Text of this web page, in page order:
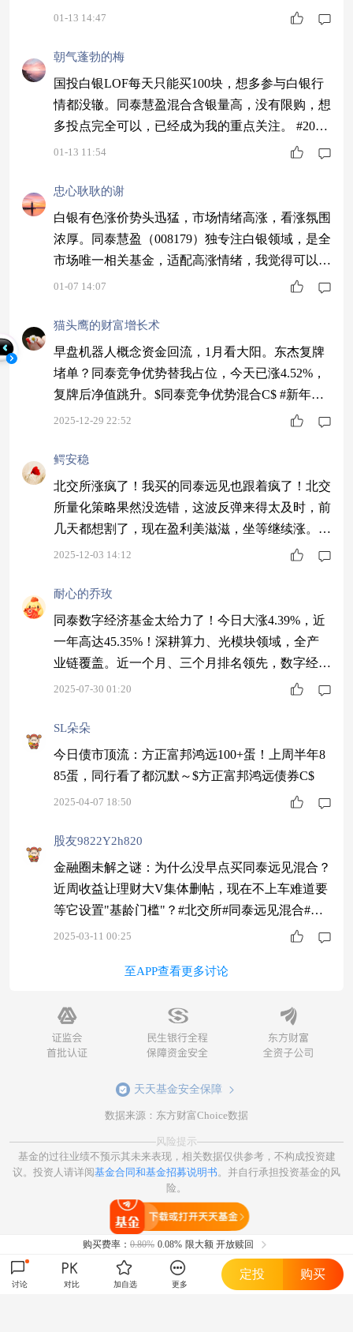
时机。同泰慧利 008181 专注游戏赛道，规模适
狂飙 A股AIGC和算力股活跃#
01-13 14:47
朝气蓬勃的梅
国投白银LOF每天只能买100块，想多参与白银行
情都没辙。同泰慧盈混合含银量高，没有限购，想
多投点完全可以，已经成为我的重点关注。 #2025
超额关键词#
01-13 11:54
忠心耿耿的谢
白银有色涨价势头迅猛，市场情绪高涨，看涨氛围
浓厚。同泰慧盈（008179）独专注白银领域，是全
市场唯一相关基金，适配高涨情绪，我觉得可以。
$同泰慧盈混合C$ #2026年有哪些投资机会？#
01-07 14:07
猫头鹰的财富增长术
早盘机器人概念资金回流，1月看大阳。东杰复牌
堵单？同泰竞争优势替我占位，今天已涨4.52%，
复牌后净值跳升。$同泰竞争优势混合C$ #新年观
察局：2026我看好的投资赛道#
2025-12-29 22:52
鳄安稳
北交所涨疯了！我买的同泰远见也跟着疯了！北交
所量化策略果然没选错，这波反弹来得太及时，前
几天都想割了，现在盈利美滋滋，坐等继续涨。
$同泰远见混合C$ #青禾创作计划#
2025-12-03 14:12
耐心的乔玫
同泰数字经济基金太给力了！今日大涨4.39%，近
一年高达45.35%！深耕算力、光模块领域，全产
业链覆盖。近一个月、三个月排名领先，数字经济
的领航者！$同泰数字经济股票C$
2025-07-30 01:20
SL朵朵
今日债市顶流：方正富邦鸿远100+蛋！上周半年8
85蛋，同行看了都沉默～$方正富邦鸿远债券C$
2025-04-07 18:50
股友9822Y2h820
金融圈未解之谜：为什么没早点买同泰远见混合？
近周收益让理财大V集体删帖，现在不上车难道要
等它设置"基龄门槛"？#北交所#同泰远见混合#A
类008842/C类008843$同泰远见混合C$
2025-03-11 00:25
至APP查看更多讨论
天天基金安全保障
数据来源：东方财富Choice数据
风险提示
基金的过往业绩不预示其未来表现，相关数据仅供参考，不构成投资建
议。投资人请详阅基金合同和基金招募说明书。并自行承担投资基金的风
险。
购买费率： 0.80% 0.08% 限大额 开放赎回
讨论 对比 加自选 更多
定投 购买
打开天天基金